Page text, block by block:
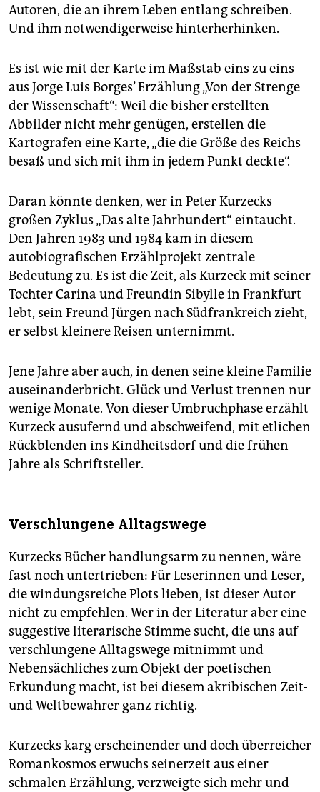
Autoren, die an ihrem Leben entlang schreiben.
Und ihm notwendigerweise hinterherhinken.
Es ist wie mit der Karte im Maßstab eins zu eins
aus Jorge Luis Borges’ Erzählung „Von der Strenge
der Wissenschaft“: Weil die bisher erstellten
Abbilder nicht mehr genügen, erstellen die
Kartografen eine Karte, „die die Größe des Reichs
besaß und sich mit ihm in jedem Punkt deckte“.
Daran könnte denken, wer in Peter Kurzecks
großen Zyklus „Das alte Jahrhundert“ eintaucht.
Den Jahren 1983 und 1984 kam in diesem
autobiografischen Erzählprojekt zentrale
Bedeutung zu. Es ist die Zeit, als ­Kurzeck mit seiner
Tochter Carina und Freundin Sibylle in Frankfurt
lebt, sein Freund Jürgen nach Südfrankreich zieht,
er selbst kleinere Reisen unternimmt.
Jene Jahre aber auch, in denen seine kleine Familie
auseinanderbricht. Glück und Verlust trennen nur
wenige Monate. Von dieser Umbruchphase erzählt
Kurzeck ausufernd und abschweifend, mit etlichen
Rückblenden ins Kindheitsdorf und die frühen
Jahre als Schriftsteller.
Verschlungene Alltagswege
Kurzecks Bücher handlungsarm zu nennen, wäre
fast noch untertrieben: Für Leserinnen und Leser,
die windungsreiche Plots lieben, ist dieser Autor
nicht zu empfehlen. Wer in der Literatur aber eine
suggestive literarische Stimme sucht, die uns auf
verschlungene Alltagswege mitnimmt und
Nebensächliches zum Objekt der poetischen
Erkundung macht, ist bei diesem akribischen Zeit-
und Weltbewahrer ganz richtig.
Kurzecks karg erscheinender und doch überreicher
Romankosmos erwuchs seinerzeit aus einer
schmalen Erzählung, verzweigte sich mehr und